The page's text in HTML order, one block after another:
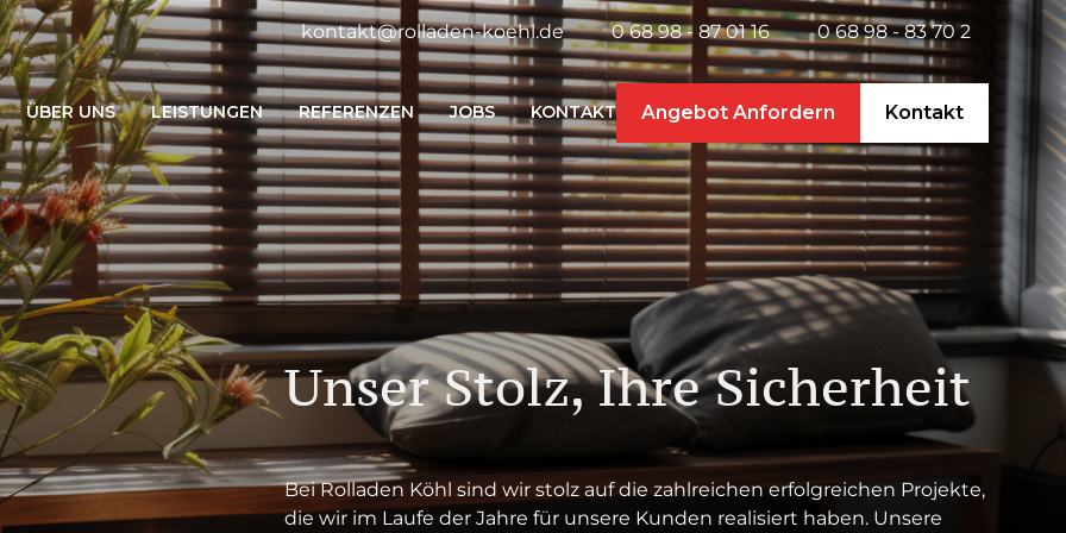
kontakt@rolladen-koehl.de 0 68 98 - 87 01 16 0 68 98 - 83 70 2
ÜBER UNS LEISTUNGEN REFERENZEN JOBS KONTAKT Angebot Anfordern Kontakt
Unser Stolz, Ihre Sicherheit
Bei Rolladen Köhl sind wir stolz auf die zahlreichen erfolgreichen Projekte,
die wir im Laufe der Jahre für unsere Kunden realisiert haben. Unsere